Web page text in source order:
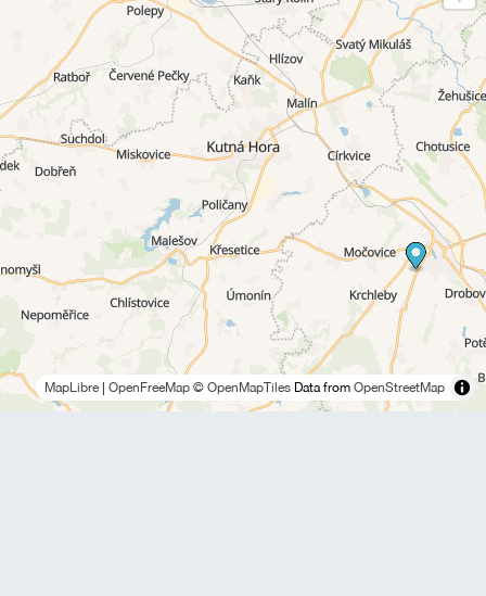
MapLibre OpenFreeMap © OpenMapTiles Data from OpenStreetMap